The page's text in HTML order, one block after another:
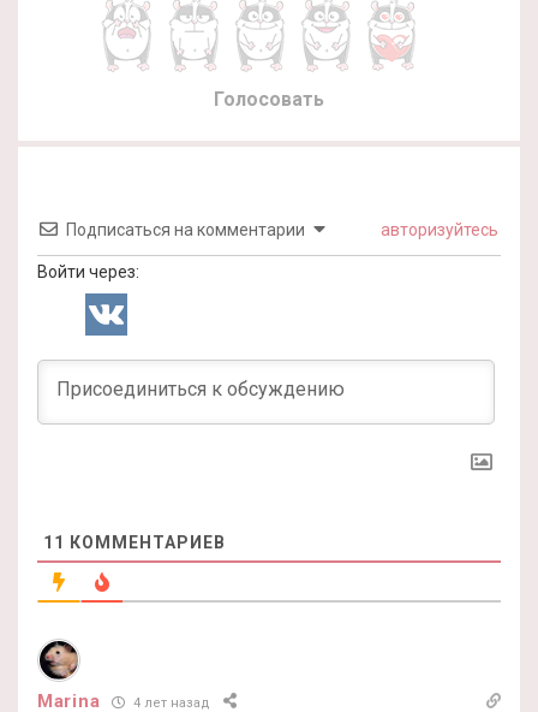
Голосовать
Подписаться на комментарии авторизуйтесь
Войти через:
11 КОММЕНТАРИЕВ
Marina 4 лет назад